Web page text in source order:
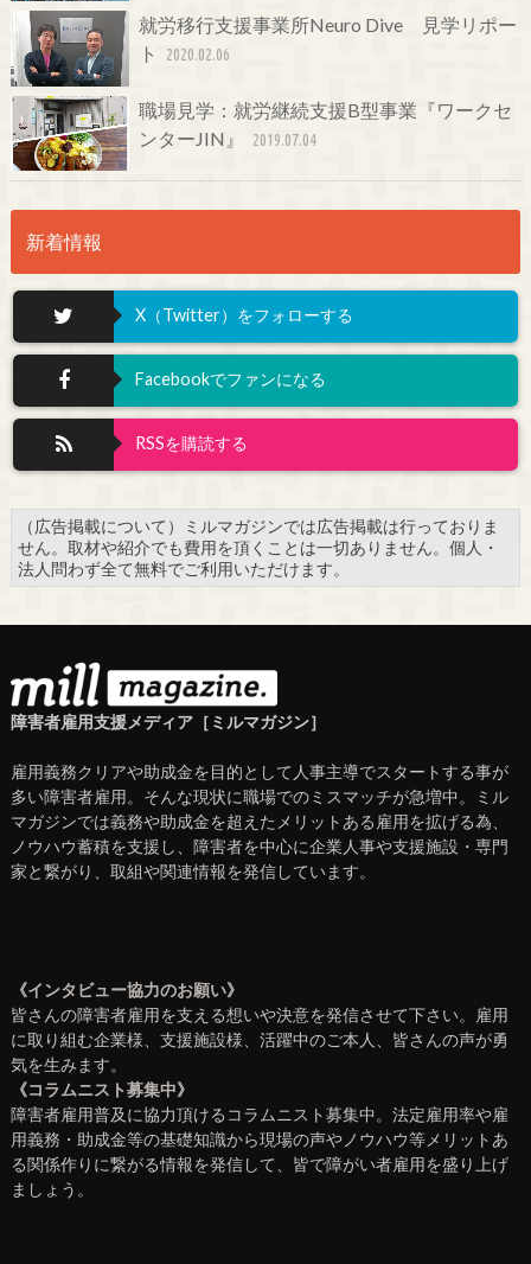
就労移行支援事業所Neuro Dive 見学リポー
ト
2020.02.06
職場見学：就労継続支援B型事業『ワークセ
ンターJIN』
2019.07.04
新着情報
X（Twitter）をフォローする
Facebookでファンになる
RSSを購読する
（広告掲載について）ミルマガジンでは広告掲載は行っておりま
せん。取材や紹介でも費用を頂くことは一切ありません。個人・
法人問わず全て無料でご利用いただけます。
障害者雇用支援メディア［ミルマガジン］
雇用義務クリアや助成金を目的として人事主導でスタートする事が
多い障害者雇用。そんな現状に職場でのミスマッチが急増中。ミル
マガジンでは義務や助成金を超えたメリットある雇用を拡げる為、
ノウハウ蓄積を支援し、障害者を中心に企業人事や支援施設・専門
家と繋がり、取組や関連情報を発信しています。
《インタビュー協力のお願い》
皆さんの障害者雇用を支える想いや決意を発信させて下さい。雇用
に取り組む企業様、支援施設様、活躍中のご本人、皆さんの声が勇
気を生みます。
《コラムニスト募集中》
障害者雇用普及に協力頂けるコラムニスト募集中。法定雇用率や雇
用義務・助成金等の基礎知識から現場の声やノウハウ等メリットあ
る関係作りに繋がる情報を発信して、皆で障がい者雇用を盛り上げ
ましょう。